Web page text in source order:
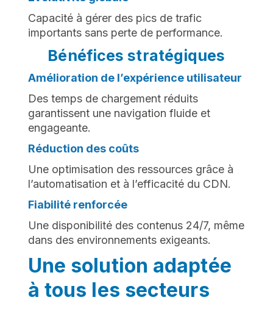
Capacité à gérer des pics de trafic
importants sans perte de performance.
Bénéfices stratégiques
Amélioration de l’expérience utilisateur
Des temps de chargement réduits
garantissent une navigation fluide et
engageante.
Réduction des coûts
Une optimisation des ressources grâce à
l’automatisation et à l’efficacité du CDN.
Fiabilité renforcée
Une disponibilité des contenus 24/7, même
dans des environnements exigeants.
Une solution adaptée
à tous les secteurs